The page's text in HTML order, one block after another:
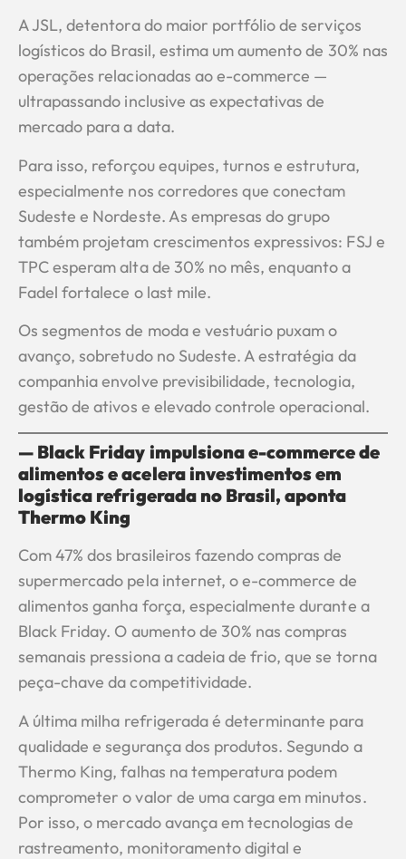
A JSL, detentora do maior portfólio de serviços
logísticos do Brasil, estima um aumento de 30% nas
operações relacionadas ao e-commerce —
ultrapassando inclusive as expectativas de
mercado para a data.
Para isso, reforçou equipes, turnos e estrutura,
especialmente nos corredores que conectam
Sudeste e Nordeste. As empresas do grupo
também projetam crescimentos expressivos: FSJ e
TPC esperam alta de 30% no mês, enquanto a
Fadel fortalece o last mile.
Os segmentos de moda e vestuário puxam o
avanço, sobretudo no Sudeste. A estratégia da
companhia envolve previsibilidade, tecnologia,
gestão de ativos e elevado controle operacional.
— Black Friday impulsiona e-commerce de
alimentos e acelera investimentos em
logística refrigerada no Brasil, aponta
Thermo King
Com 47% dos brasileiros fazendo compras de
supermercado pela internet, o e-commerce de
alimentos ganha força, especialmente durante a
Black Friday. O aumento de 30% nas compras
semanais pressiona a cadeia de frio, que se torna
peça-chave da competitividade.
A última milha refrigerada é determinante para
qualidade e segurança dos produtos. Segundo a
Thermo King, falhas na temperatura podem
comprometer o valor de uma carga em minutos.
Por isso, o mercado avança em tecnologias de
rastreamento, monitoramento digital e